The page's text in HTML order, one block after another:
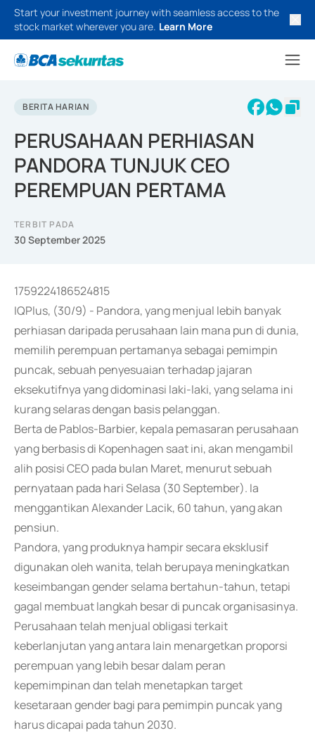
Start your investment journey with seamless access to the
stock market wherever you are. Learn More
BERITA HARIAN
PERUSAHAAN PERHIASAN
PANDORA TUNJUK CEO
PEREMPUAN PERTAMA
TERBIT PADA
30 September 2025
1759224186524815
IQPlus, (30/9) - Pandora, yang menjual lebih banyak
perhiasan daripada perusahaan lain mana pun di dunia,
memilih perempuan pertamanya sebagai pemimpin
puncak, sebuah penyesuaian terhadap jajaran
eksekutifnya yang didominasi laki-laki, yang selama ini
kurang selaras dengan basis pelanggan.
Berta de Pablos-Barbier, kepala pemasaran perusahaan
yang berbasis di Kopenhagen saat ini, akan mengambil
alih posisi CEO pada bulan Maret, menurut sebuah
pernyataan pada hari Selasa (30 September). Ia
menggantikan Alexander Lacik, 60 tahun, yang akan
pensiun.
Pandora, yang produknya hampir secara eksklusif
digunakan oleh wanita, telah berupaya meningkatkan
keseimbangan gender selama bertahun-tahun, tetapi
gagal membuat langkah besar di puncak organisasinya.
Perusahaan telah menjual obligasi terkait
keberlanjutan yang antara lain menargetkan proporsi
perempuan yang lebih besar dalam peran
kepemimpinan dan telah menetapkan target
kesetaraan gender bagi para pemimpin puncak yang
harus dicapai pada tahun 2030.